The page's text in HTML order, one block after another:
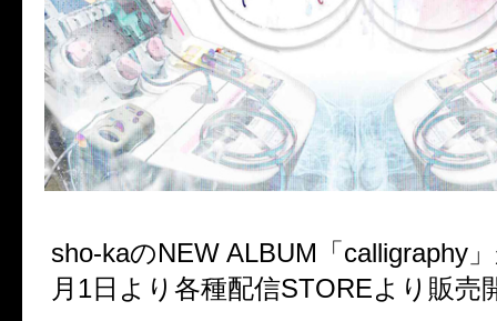
sho-kaのNEW ALBUM「 calligraphy
月1日より各種配信STOREより販売